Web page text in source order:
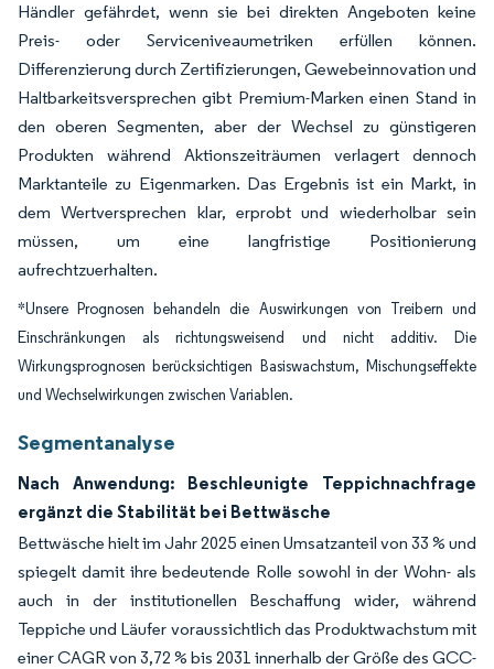
Händler gefährdet, wenn sie bei direkten Angeboten keine
Preis- oder Serviceniveaumetriken erfüllen können.
Differenzierung durch Zertifizierungen, Gewebeinnovation und
Haltbarkeitsversprechen gibt Premium-Marken einen Stand in
den oberen Segmenten, aber der Wechsel zu günstigeren
Produkten während Aktionszeiträumen verlagert dennoch
Marktanteile zu Eigenmarken. Das Ergebnis ist ein Markt, in
dem Wertversprechen klar, erprobt und wiederholbar sein
müssen, um eine langfristige Positionierung
aufrechtzuerhalten.
*Unsere Prognosen behandeln die Auswirkungen von Treibern und
Einschränkungen als richtungsweisend und nicht additiv. Die
Wirkungsprognosen berücksichtigen Basiswachstum, Mischungseffekte
und Wechselwirkungen zwischen Variablen.
Segmentanalyse
Nach Anwendung: Beschleunigte Teppichnachfrage
ergänzt die Stabilität bei Bettwäsche
Bettwäsche hielt im Jahr 2025 einen Umsatzanteil von 33 % und
spiegelt damit ihre bedeutende Rolle sowohl in der Wohn- als
auch in der institutionellen Beschaffung wider, während
Teppiche und Läufer voraussichtlich das Produktwachstum mit
einer CAGR von 3,72 % bis 2031 innerhalb der Größe des GCC-